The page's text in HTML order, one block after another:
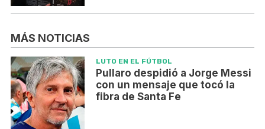
MÁS NOTICIAS
LUTO EN EL FÚTBOL
Pullaro despidió a Jorge Messi
con un mensaje que tocó la
fibra de Santa Fe